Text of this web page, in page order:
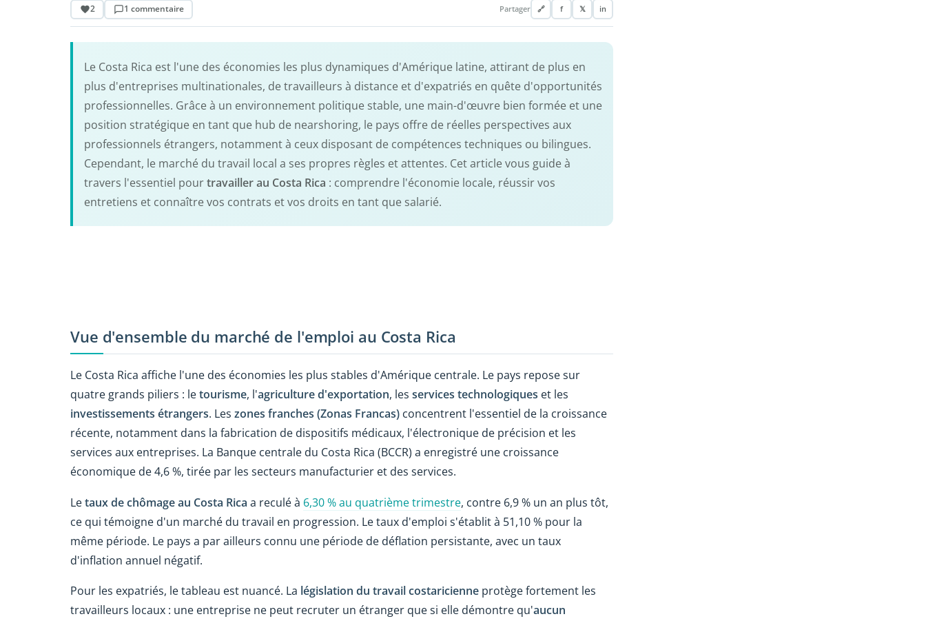
2 1 commentaire Partager 🔗 f 𝕏 in
Le Costa Rica est l'une des économies les plus dynamiques d'Amérique latine, attirant de plus en
plus d'entreprises multinationales, de travailleurs à distance et d'expatriés en quête d'opportunités
professionnelles. Grâce à un environnement politique stable, une main-d'œuvre bien formée et une
position stratégique en tant que hub de nearshoring, le pays offre de réelles perspectives aux
professionnels étrangers, notamment à ceux disposant de compétences techniques ou bilingues.
Cependant, le marché du travail local a ses propres règles et attentes. Cet article vous guide à
travers l'essentiel pourtravailler au Costa Rica : comprendre l'économie locale, réussir vos
entretiens et connaître vos contrats et vos droits en tant que salarié.
Vue d'ensemble du marché de l'emploi au Costa Rica
Le Costa Rica affiche l'une des économies les plus stables d'Amérique centrale. Le pays repose sur
quatre grands piliers : letourisme, l'agriculture d'exportation, les services technologiques et les
investissements étrangers. Les zones franches (Zonas Francas) concentrent l'essentiel de la croissance
récente, notamment dans la fabrication de dispositifs médicaux, l'électronique de précision et les
services aux entreprises. La Banque centrale du Costa Rica (BCCR) a enregistré une croissance
économique de 4,6 %, tirée par les secteurs manufacturier et des services.
Letaux de chômage au Costa Rica a reculé à 6,30 % au quatrième trimestre, contre 6,9 % un an plus tôt,
ce qui témoigne d'un marché du travail en progression. Le taux d'emploi s'établit à 51,10 % pour la
même période. Le pays a par ailleurs connu une période de déflation persistante, avec un taux
d'inflation annuel négatif.
Pour les expatriés, le tableau est nuancé. La législation du travail costaricienne protège fortement les
travailleurs locaux : une entreprise ne peut recruter un étranger que si elle démontre qu'aucun